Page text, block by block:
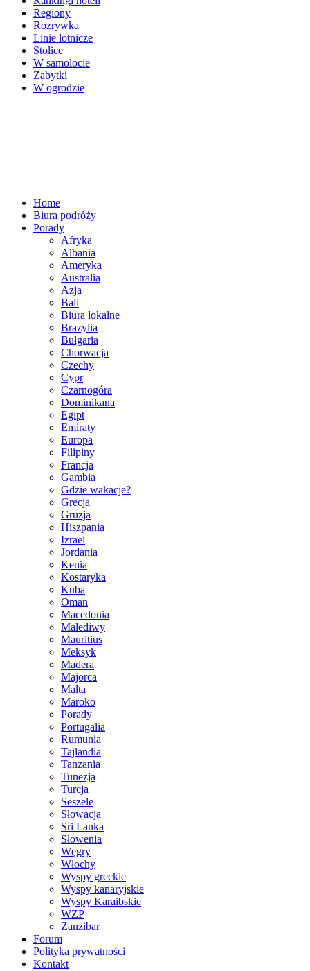
Regiony
Rozrywka
Linie lotnicze
Stolice
W samolocie
Zabytki
W ogrodzie
Home
Biura podróży
Porady
Afryka
Albania
Ameryka
Australia
Azja
Bali
Biura lokalne
Brazylia
Bułgaria
Chorwacja
Czechy
Cypr
Czarnogóra
Dominikana
Egipt
Emiraty
Europa
Filipiny
Francja
Gambia
Gdzie wakacje?
Grecja
Gruzja
Hiszpania
Izrael
Jordania
Kenia
Kostaryka
Kuba
Oman
Macedonia
Malediwy
Mauritius
Meksyk
Madera
Majorca
Malta
Maroko
Porady
Portugalia
Rumunia
Tajlandia
Tanzania
Tunezja
Turcja
Seszele
Słowacja
Sri Lanka
Słowenia
Węgry
Włochy
Wyspy greckie
Wyspy kanaryjskie
Wyspy Karaibskie
WZP
Zanzibar
Forum
Polityka prywatności
Kontakt